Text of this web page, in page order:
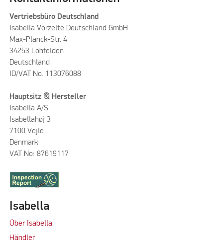
Vertriebsbüro Deutschland
Isabella Vorzelte Deutschland GmbH
Max-Planck-Str. 4
34253 Lohfelden
Deutschland
ID/VAT No. 113076088
Hauptsitz & Hersteller
Isabella A/S
Isabellahøj 3
7100 Vejle
Denmark
VAT No: 87619117
Isabella
Über Isabella
Händler